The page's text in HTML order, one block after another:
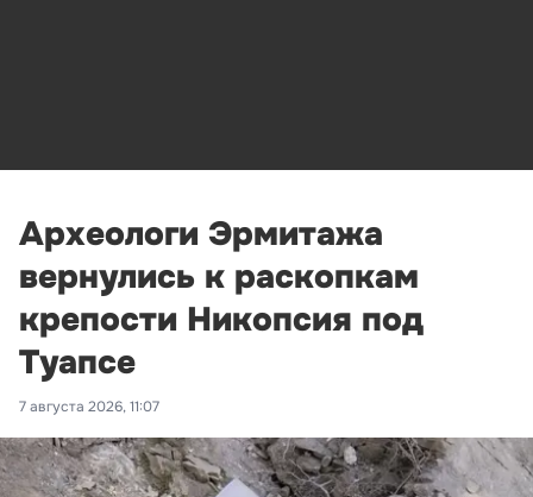
Археологи Эрмитажа
вернулись к раскопкам
крепости Никопсия под
Туапсе
7 августа 2026, 11:07